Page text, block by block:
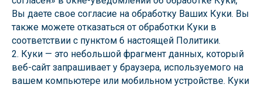
Вы даете свое согласие на обработку Ваших Куки. Вы
также можете отказаться от обработки Куки в
соответствии с пунктом 6 настоящей Политики.
2. Куки — это небольшой фрагмент данных, который
веб-сайт запрашивает у браузера, используемого на
вашем компьютере или мобильном устройстве. Куки